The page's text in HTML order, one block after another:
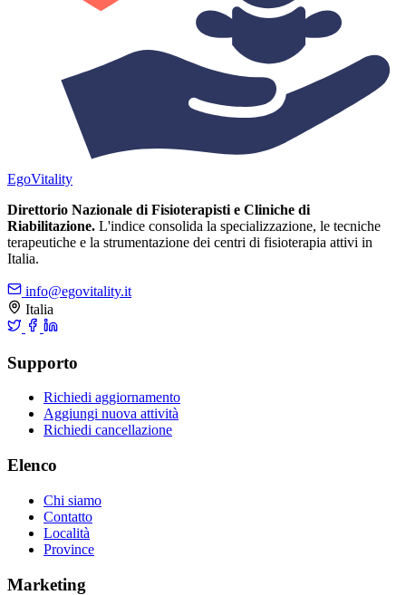
EgoVitality
Direttorio Nazionale di Fisioterapisti e Cliniche di
Riabilitazione. L'indice consolida la specializzazione, le tecniche
terapeutiche e la strumentazione dei centri di fisioterapia attivi in
Italia.
info@egovitality.it
Italia
Supporto
Richiedi aggiornamento
Aggiungi nuova attività
Richiedi cancellazione
Elenco
Chi siamo
Contatto
Località
Province
Marketing